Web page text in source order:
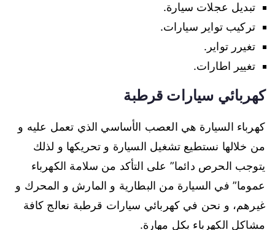
تبديل عجلات سيارة.
تركيب تواير سيارات.
تغيرر تواير.
تغيير اطارات.
كهربائي سيارات قرطبة
كهرباء السيارة هي العصب الأساسي الذي تعمل عليه و
من خلالها نستطيع تشغيل السيارة و تحريكها و لذلك
يتوجب الحرص دائما” على التأكد من سلامة الكهرباء
عموما” في السيارة من البطارية و المارش و المحرك و
غيرهم، و نحن في كهربائي سيارات قرطبة نعالج كافة
مشاكل الكهرباء بكل مهارة.